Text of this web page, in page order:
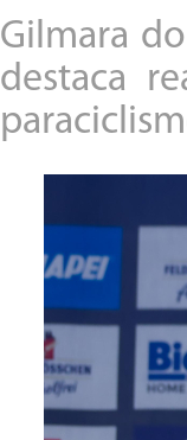
Gilmara
destaca